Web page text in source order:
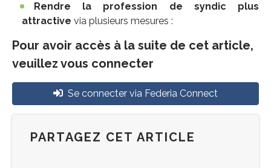
Rendre la profession de syndic plus
attractive via plusieurs mesures :
Pour avoir accès à la suite de cet article,
veuillez vous connecter
Se connecter via Federia Connect
PARTAGEZ CET ARTICLE